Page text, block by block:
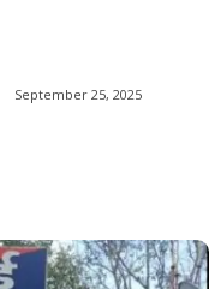
September 25, 2025